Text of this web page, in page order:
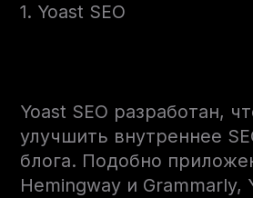
1. Yoast SEO
Yoast SEO разработан,
улучшить внутреннее
блога. Подобно
Hemingway и Grammarly,